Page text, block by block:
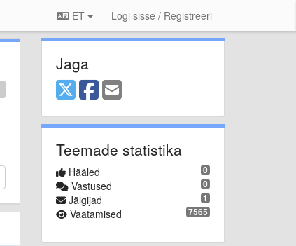
ET Logi sisse / Registreeri
Jaga
Teemade statistika
0
Hääled
0
Vastused
1
Jälgijad
7565
Vaatamised